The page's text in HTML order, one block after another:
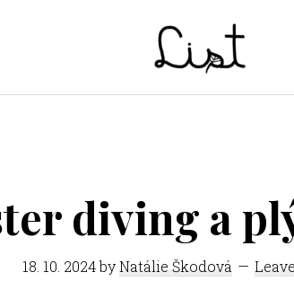
LIST
Studentský
diving a
18. 10. 2024byNatálie Škodová